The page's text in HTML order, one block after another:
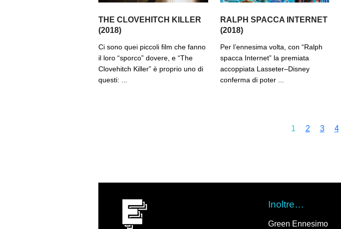
THE CLOVEHITCH KILLER
(2018)
Ci sono quei piccoli film che fanno
il loro “sporco” dovere, e “The
Clovehitch Killer” è proprio uno di
questi: ...
RALPH SPACCA INTERNET
(2018)
Per l’ennesima volta, con “Ralph
spacca Internet” la premiata
accoppiata Lasseter–Disney
conferma di poter ...
1 2 3 4
Inoltre…
Green Ennesimo